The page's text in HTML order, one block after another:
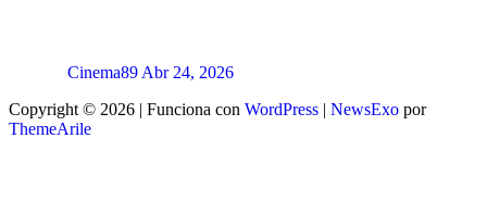
Cinema89 Abr 24, 2026
Copyright © 2026 | Funciona con WordPress | NewsExo por
ThemeArile